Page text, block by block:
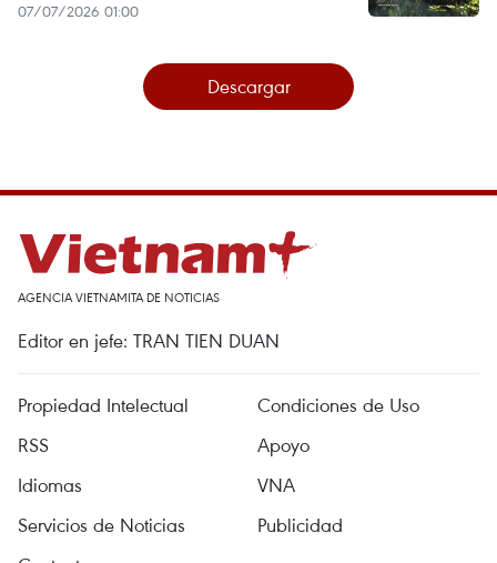
07/07/2026 01:00
Descargar
AGENCIA VIETNAMITA DE NOTICIAS
Editor en jefe: TRAN TIEN DUAN
Propiedad Intelectual
Condiciones de Uso
RSS
Apoyo
Idiomas
VNA
Servicios de Noticias
Publicidad